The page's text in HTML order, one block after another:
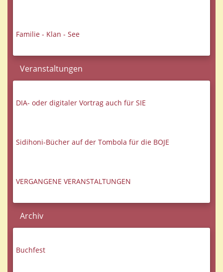
Familie - Klan - See
Veranstaltungen
DIA- oder digitaler Vortrag auch für SIE
Sidihoni-Bücher auf der Tombola für die BOJE
VERGANGENE VERANSTALTUNGEN
Archiv
Buchfest